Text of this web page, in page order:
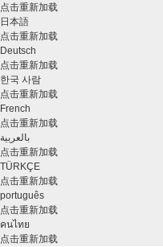
点击重新加载
日本語
点击重新加载
Deutsch
点击重新加载
한국 사람
点击重新加载
French
点击重新加载
بالعربية
点击重新加载
TÜRKÇE
点击重新加载
português
点击重新加载
คนไทย
点击重新加载